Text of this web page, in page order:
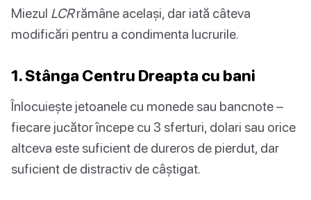
Miezul LCRrămâne același, dar iată câteva
modificări pentru a condimenta lucrurile.
1. Stânga Centru Dreapta cu bani
Înlocuiește jetoanele cu monede sau bancnote –
fiecare jucător începe cu 3 sferturi, dolari sau orice
altceva este suficient de dureros de pierdut, dar
suficient de distractiv de câștigat.